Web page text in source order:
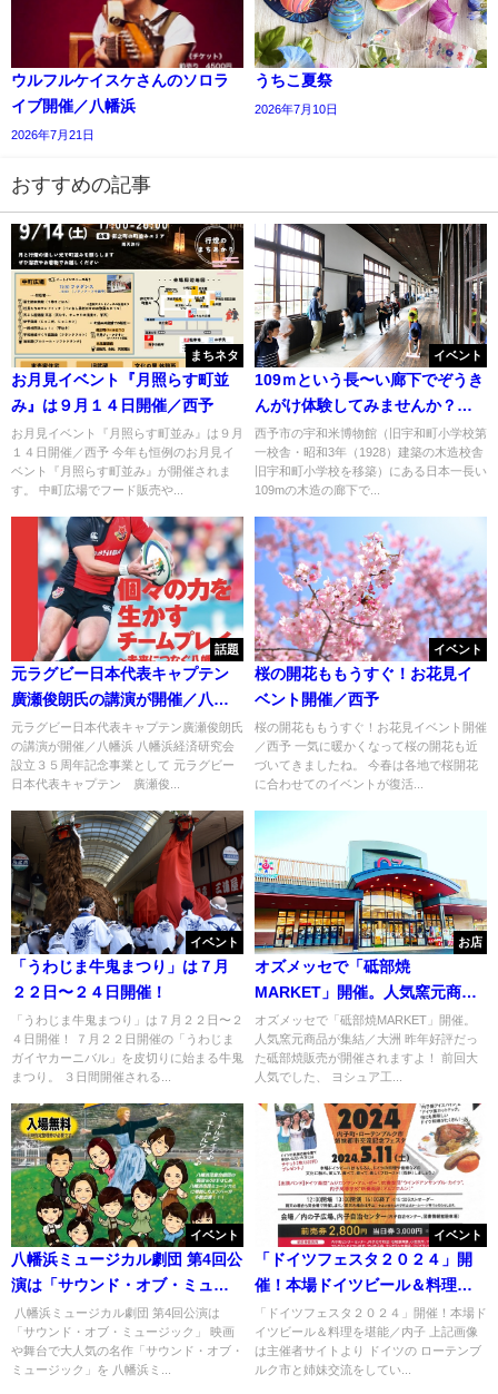
ウルフルケイスケさんのソロラ
イブ開催／八幡浜
2026年7月21日
うちこ夏祭
2026年7月10日
おすすめの記事
まちネタ
お月見イベント『月照らす町並
み』は９月１４日開催／西予
お月見イベント『月照らす町並み』は９月
１４日開催／西予 今年も恒例のお月見イ
ベント『月照らす町並み』が開催されま
す。 中町広場でフード販売や...
イベント
109ｍという長〜い廊下でぞうき
んがけ体験してみませんか？／
西予
西予市の宇和米博物館（旧宇和町小学校第
一校舎・昭和3年（1928）建築の木造校舎
旧宇和町小学校を移築）にある日本一長い
109mの木造の廊下で...
話題
元ラグビー日本代表キャプテン
廣瀬俊朗氏の講演が開催／八幡
浜
元ラグビー日本代表キャプテン廣瀬俊朗氏
の講演が開催／八幡浜 八幡浜経済研究会
設立３５周年記念事業として 元ラグビー
日本代表キャプテン 廣瀬俊...
イベント
桜の開花ももうすぐ！お花見イ
ベント開催／西予
桜の開花ももうすぐ！お花見イベント開催
／西予 一気に暖かくなって桜の開花も近
づいてきましたね。 今春は各地で桜開花
に合わせてのイベントが復活...
イベント
「うわじま牛鬼まつり」は７月
２２日〜２４日開催！
「うわじま牛鬼まつり」は７月２２日〜２
４日開催！ ７月２２日開催の「うわじま
ガイヤカーニバル」を皮切りに始まる牛鬼
まつり。 ３日間開催される...
お店
オズメッセで「砥部焼
MARKET」開催。人気窯元商品
が集結／大洲
オズメッセで「砥部焼MARKET」開催。
人気窯元商品が集結／大洲 昨年好評だっ
た砥部焼販売が開催されますよ！ 前回大
人気でした、 ヨシュア工...
イベント
八幡浜ミュージカル劇団 第4回公
演は「サウンド・オブ・ミュー
ジック」
八幡浜ミュージカル劇団 第4回公演は
「サウンド・オブ・ミュージック」 映画
や舞台で大人気の名作「サウンド・オブ・
ミュージック」を 八幡浜ミ...
イベント
「ドイツフェスタ２０２４」開
催！本場ドイツビール＆料理を
堪能／内子
「ドイツフェスタ２０２４」開催！本場ド
イツビール＆料理を堪能／内子 上記画像
は主催者サイトより ドイツの ローテンブ
ルク市と姉妹交流をしてい...